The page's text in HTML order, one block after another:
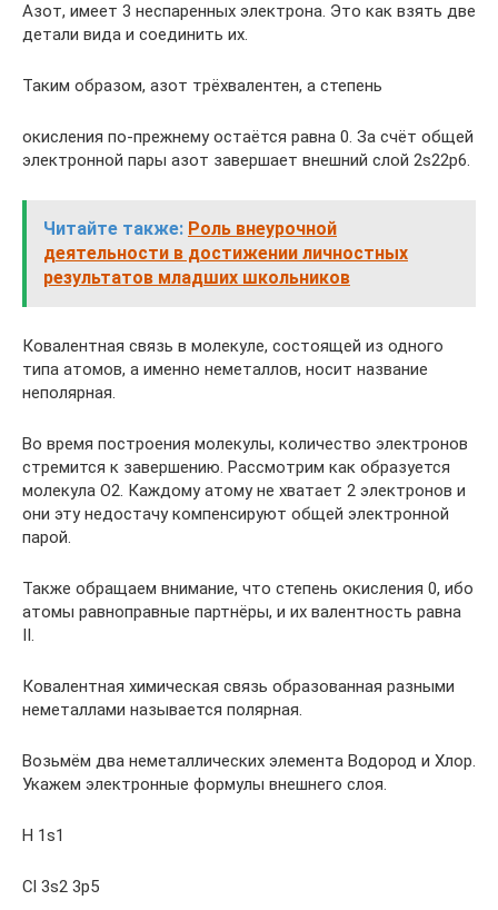
Азот, имеет 3 неспаренных электрона. Это как взять две
детали вида и соединить их.
Таким образом, азот трёхвалентен, а степень
окисления по-прежнему остаётся равна 0. За счёт общей
электронной пары азот завершает внешний слой 2s22p6.
Читайте также: Роль внеурочной
деятельности в достижении личностных
результатов младших школьников
Ковалентная связь в молекуле, состоящей из одного
типа атомов, а именно неметаллов, носит название
неполярная.
Во время построения молекулы, количество электронов
стремится к завершению. Рассмотрим как образуется
молекула О2. Каждому атому не хватает 2 электронов и
они эту недостачу компенсируют общей электронной
парой.
Также обращаем внимание, что степень окисления 0, ибо
атомы равноправные партнёры, и их валентность равна
II.
Ковалентная химическая связь образованная разными
неметаллами называется полярная.
Возьмём два неметаллических элемента Водород и Хлор.
Укажем электронные формулы внешнего слоя.
Н 1s1
Cl 3s2 3p5